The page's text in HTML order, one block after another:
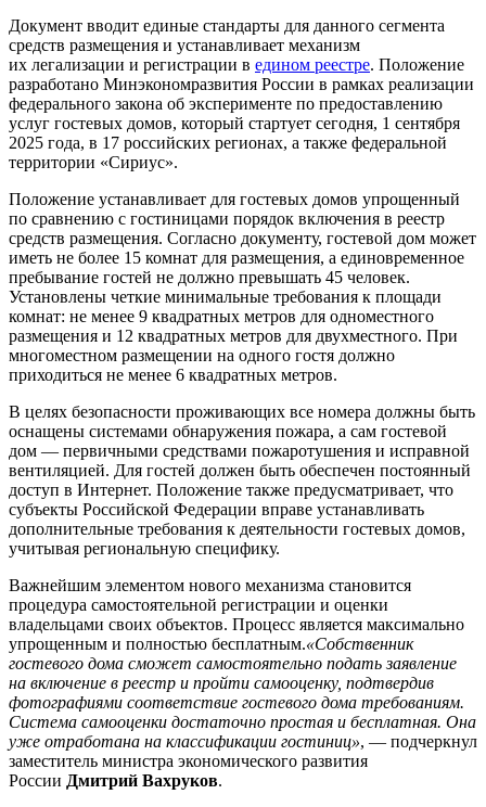
Документ вводит единые стандарты для данного сегмента
средств размещения и устанавливает механизм
их легализации и регистрации в едином реестре. Положение
разработано Минэкономразвития России в рамках реализации
федерального закона об эксперименте по предоставлению
услуг гостевых домов, который стартует сегодня, 1 сентября
2025 года, в 17 российских регионах, а также федеральной
территории «Сириус».
Положение устанавливает для гостевых домов упрощенный
по сравнению с гостиницами порядок включения в реестр
средств размещения. Согласно документу, гостевой дом может
иметь не более 15 комнат для размещения, а единовременное
пребывание гостей не должно превышать 45 человек.
Установлены четкие минимальные требования к площади
комнат: не менее 9 квадратных метров для одноместного
размещения и 12 квадратных метров для двухместного. При
многоместном размещении на одного гостя должно
приходиться не менее 6 квадратных метров.
В целях безопасности проживающих все номера должны быть
оснащены системами обнаружения пожара, а сам гостевой
дом — первичными средствами пожаротушения и исправной
вентиляцией. Для гостей должен быть обеспечен постоянный
доступ в Интернет. Положение также предусматривает, что
субъекты Российской Федерации вправе устанавливать
дополнительные требования к деятельности гостевых домов,
учитывая региональную специфику.
Важнейшим элементом нового механизма становится
процедура самостоятельной регистрации и оценки
владельцами своих объектов. Процесс является максимально
упрощенным и полностью бесплатным.«Собственник
гостевого дома сможет самостоятельно подать заявление
на включение в реестр и пройти самооценку, подтвердив
фотографиями соответствие гостевого дома требованиям.
Система самооценки достаточно простая и бесплатная. Она
уже отработана на классификации гостиниц», — подчеркнул
заместитель министра экономического развития
России Дмитрий Вахруков.